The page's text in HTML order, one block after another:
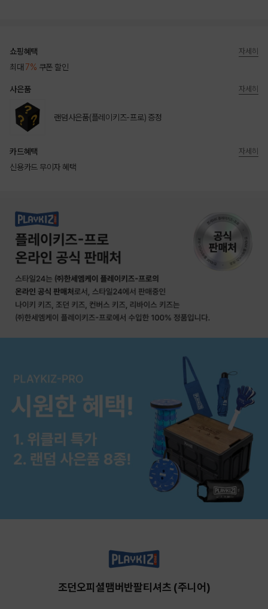
쇼핑혜택
최대 7% 쿠폰 할인
자세히
사은품
랜덤사은품(플레이키즈-프로) 증정
자세히
카드혜택
신용카드 무이자 혜택
자세히
조던오피셜맴버반팔티셔츠 (주니어)